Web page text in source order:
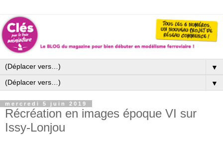
▼
▼
mercredi 5 juin 2019
Récréation en images époque VI sur
Issy-Lonjou